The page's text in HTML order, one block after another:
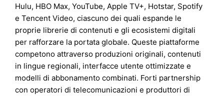
Hulu, HBO Max, YouTube, Apple TV+, Hotstar, Spotify
e Tencent Video, ciascuno dei quali espande le
proprie librerie di contenuti e gli ecosistemi digitali
per rafforzare la portata globale. Queste piattaforme
competono attraverso produzioni originali, contenuti
in lingue regionali, interfacce utente ottimizzate e
modelli di abbonamento combinati. Forti partnership
con operatori di telecomunicazioni e produttori di